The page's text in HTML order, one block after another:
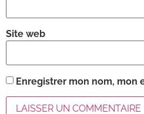
Site web
Enregistrer mon nom, mon